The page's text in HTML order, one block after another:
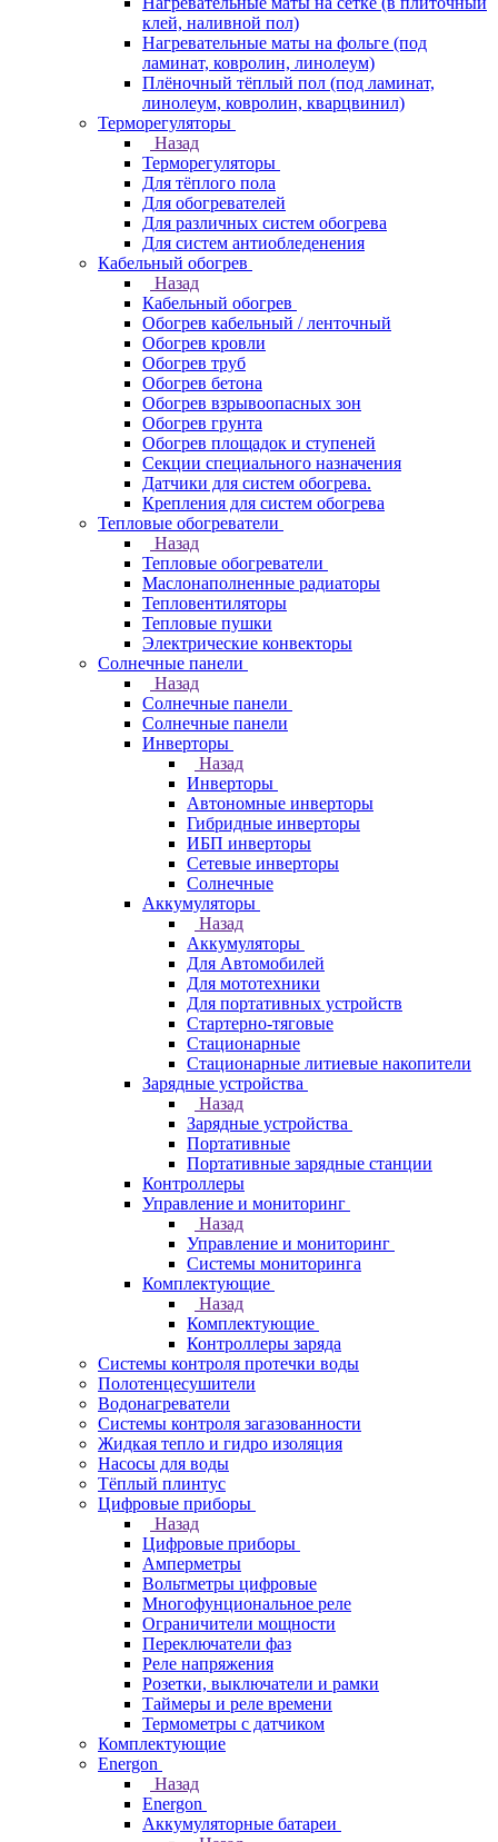
клей, наливной пол)
Нагревательные маты на фольге (под
ламинат, ковролин, линолеум)
Плёночный тёплый пол (под ламинат,
линолеум, ковролин, кварцвинил)
Терморегуляторы
Назад
Терморегуляторы
Для тёплого пола
Для обогревателей
Для различных систем обогрева
Для систем антиобледенения
Кабельный обогрев
Назад
Кабельный обогрев
Обогрев кабельный / ленточный
Обогрев кровли
Обогрев труб
Обогрев бетона
Обогрев взрывоопасных зон
Обогрев грунта
Обогрев площадок и ступеней
Секции специального назначения
Датчики для систем обогрева.
Крепления для систем обогрева
Тепловые обогреватели
Назад
Тепловые обогреватели
Маслонаполненные радиаторы
Тепловентиляторы
Тепловые пушки
Электрические конвекторы
Солнечные панели
Назад
Солнечные панели
Солнечные панели
Инверторы
Назад
Инверторы
Автономные инверторы
Гибридные инверторы
ИБП инверторы
Сетевые инверторы
Солнечные
Аккумуляторы
Назад
Аккумуляторы
Для Автомобилей
Для мототехники
Для портативных устройств
Стартерно-тяговые
Стационарные
Стационарные литиевые накопители
Зарядные устройства
Назад
Зарядные устройства
Портативные
Портативные зарядные станции
Контроллеры
Управление и мониторинг
Назад
Управление и мониторинг
Системы мониторинга
Комплектующие
Назад
Комплектующие
Контроллеры заряда
Системы контроля протечки воды
Полотенцесушители
Водонагреватели
Системы контроля загазованности
Жидкая тепло и гидро изоляция
Насосы для воды
Тёплый плинтус
Цифровые приборы
Назад
Цифровые приборы
Амперметры
Вольтметры цифровые
Многофунциональное реле
Ограничители мощности
Переключатели фаз
Реле напряжения
Розетки, выключатели и рамки
Таймеры и реле времени
Термометры c датчиком
Комплектующие
Energon
Назад
Energon
Аккумуляторные батареи